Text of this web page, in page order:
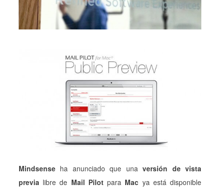
Mindsense ha anunciado que unaversión de vista
previa libre de Mail Pilotpara Mac ya está disponible